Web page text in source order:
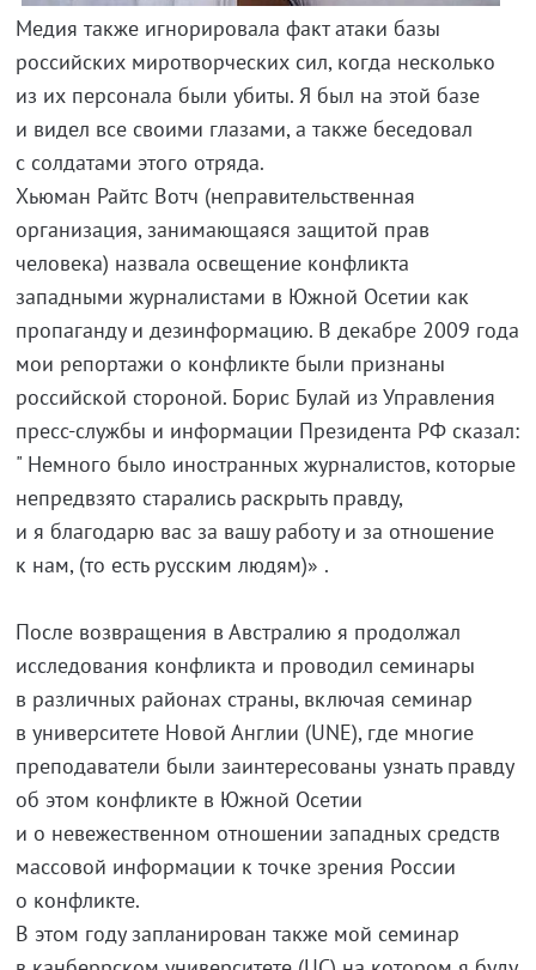
Медия также игнорировала факт атаки базы
российских миротворческих сил, когда несколько
из их персонала были убиты. Я был на этой базе
и видел все своими глазами, а также беседовал
с солдатами этого отряда.
Хьюман Райтс Вотч (неправительственная
организация, занимающаяся защитой прав
человека) назвала освещение конфликта
западными журналистами в Южной Осетии как
пропаганду и дезинформацию. В декабре 2009 года
мои репортажи о конфликте были признаны
российской стороной. Борис Булай из Управления
пресс-службы и информации Президента РФ сказал:
" Немного было иностранных журналистов, которые
непредвзято старались раскрыть правду,
и я благодарю вас за вашу работу и за отношение
к нам, (то есть русским людям)» .
После возвращения в Австралию я продолжал
исследования конфликта и проводил семинары
в различных районах страны, включая семинар
в университете Новой Англии (UNE), где многие
преподаватели были заинтересованы узнать правду
об этом конфликте в Южной Осетии
и о невежественном отношении западных средств
массовой информации к точке зрения России
о конфликте.
В этом году запланирован также мой семинар